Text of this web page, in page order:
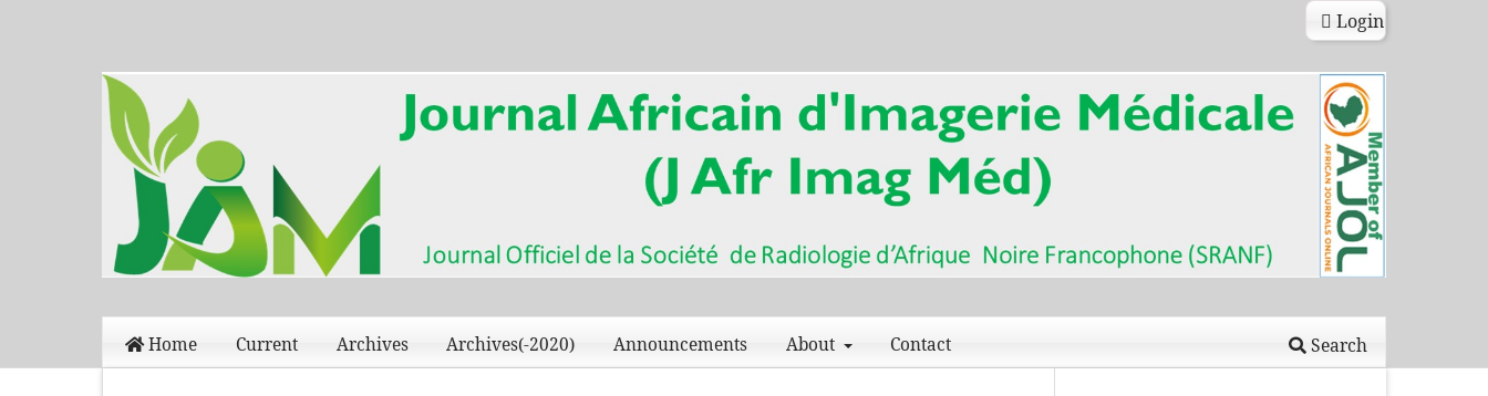
Home Current Archives Archives(-2020) Announcements About Contact Search
Login